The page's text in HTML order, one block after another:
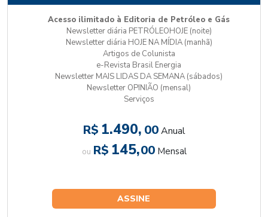
Acesso ilimitado à Editoria de Petróleo e Gás
Newsletter diária PETRÓLEOHOJE (noite)
Newsletter diária HOJE NA MÍDIA (manhã)
Artigos de Colunista
e-Revista Brasil Energia
Newsletter MAIS LIDAS DA SEMANA (sábados)
Newsletter OPINIÃO (mensal)
Serviços
R$ 1.490, 00 Anual
ou R$ 145,00 Mensal
ASSINE